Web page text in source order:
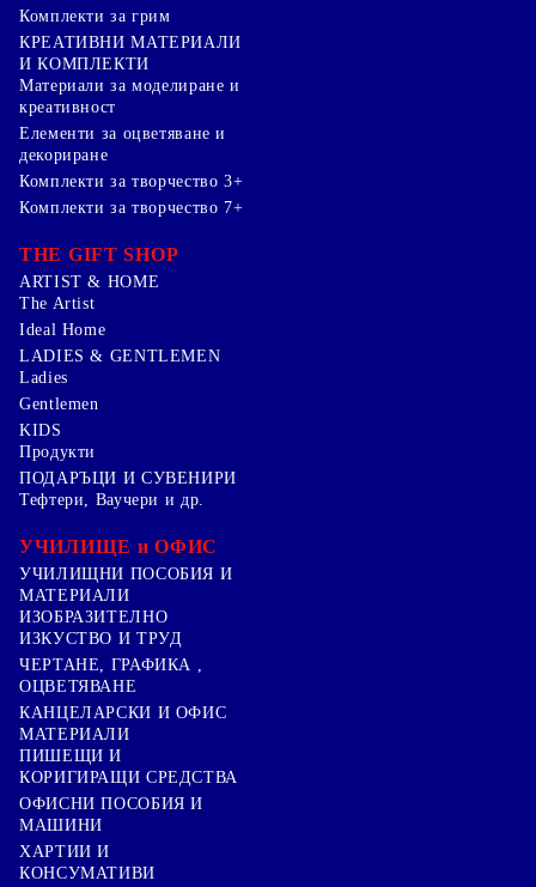
Комплекти за грим
КРЕАТИВНИ МАТЕРИАЛИ
И КОМПЛЕКТИ
Mатериали за моделиране и
креативност
Елементи за оцветяване и
декориране
Комплекти за творчество 3+
Комплекти за творчество 7+
THE GIFT SHOP
ARTIST & HOME
The Artist
Ideal Home
LADIES & GENTLEMEN
Ladies
Gentlemen
KIDS
Продукти
ПОДАРЪЦИ И СУВЕНИРИ
Тефтери, Ваучери и др.
УЧИЛИЩЕ и ОФИС
УЧИЛИЩНИ ПОСОБИЯ И
МАТЕРИАЛИ
ИЗОБРАЗИТЕЛНО
ИЗКУСТВО И ТРУД
ЧЕРТАНЕ, ГРАФИКА ,
ОЦВЕТЯВАНЕ
КАНЦЕЛАРСКИ И ОФИС
МАТЕРИАЛИ
ПИШЕЩИ И
КОРИГИРАЩИ СРЕДСТВА
ОФИСНИ ПОСОБИЯ И
МАШИНИ
ХАРТИИ И
КОНСУМАТИВИ